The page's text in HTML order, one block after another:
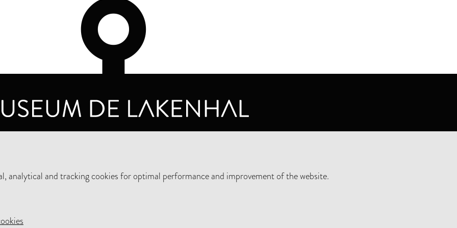
analytical and tracking cookies for optimal performance and improvement of the website.